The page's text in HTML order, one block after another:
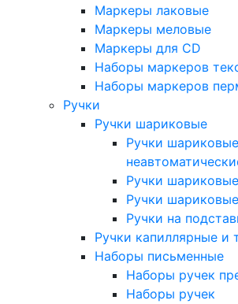
Маркеры лаковые
Маркеры меловые
Маркеры для CD
Наборы маркеров
Наборы маркеров
Ручки
Ручки шариковые
Ручки шариковые
Ручки
Ручки
Ручки на
Ручки капиллярные и
Наборы письменные
Наборы ручек
Наборы ручек